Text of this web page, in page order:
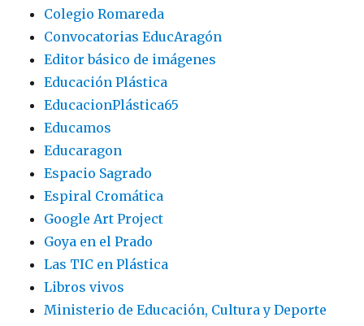
Colegio Romareda
Convocatorias EducAragón
Editor básico de imágenes
Educación Plástica
EducacionPlástica65
Educamos
Educaragon
Espacio Sagrado
Espiral Cromática
Google Art Project
Goya en el Prado
Las TIC en Plástica
Libros vivos
Ministerio de Educación, Cultura y Deporte